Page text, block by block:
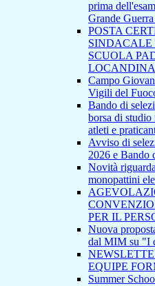
prima
Grande
POSTA
SINDACALE
SCUOLA
LOCANDINA
Campo
Vigili del
Bando di
borsa di studio
atleti e
Avviso di
2026 e Bando
Novità
monopattini
PER IL
Nuova
dal MIM su "I
EQUIPE
Summer